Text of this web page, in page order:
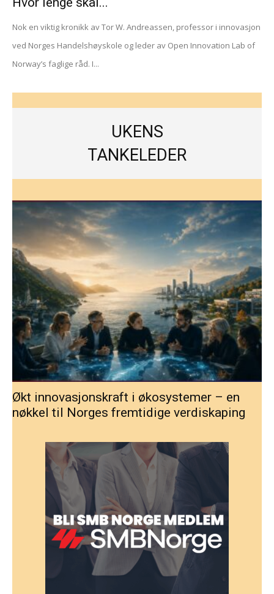
Nok en viktig kronikk av Tor W. Andreassen, professor i innovasjon
ved Norges Handelshøyskole og leder av Open Innovation Lab of
Norway’s faglige råd. I...
UKENS
TANKELEDER
Økt innovasjonskraft i økosystemer – en
nøkkel til Norges fremtidige verdiskaping